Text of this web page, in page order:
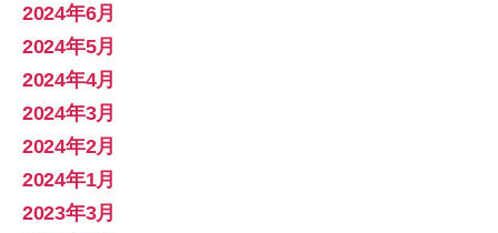
2024年6月
2024年5月
2024年4月
2024年3月
2024年2月
2024年1月
2023年3月